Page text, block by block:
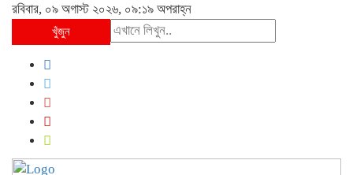
রবিবার, ০৯ অগাস্ট ২০২৬, ০৯:১৯ অপরাহ্ন
খুঁজুন